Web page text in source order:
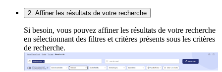
2. Affiner les résultats de votre recherche
Si besoin, vous pouvez affiner les résultats de votre recherche
en sélectionnant des filtres et critères présents sous les critères
de recherche.